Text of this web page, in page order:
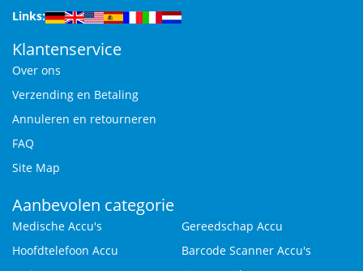
Links:
Klantenservice
Over ons
Verzending en Betaling
Annuleren en retourneren
FAQ
Site Map
Aanbevolen categorie
Medische Accu's
Gereedschap Accu
Hoofdtelefoon Accu
Barcode Scanner Accu's